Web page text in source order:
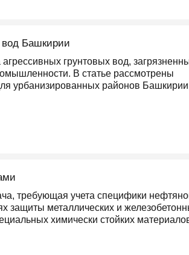
вод Башкирии
грунтовых вод,
В статье рассмотрены
урбанизированных районов
требующая учета специфики
защиты металлических и
химически стойких